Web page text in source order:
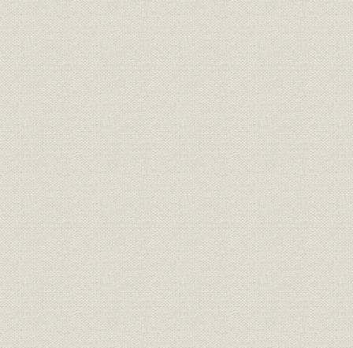
第2 会計
第3 資材
第3章 運輸
第1節 運輸の管理
第1 運輸管理制度
第2 運輸施設の拡充
第3 運輸成績の概要
第4 「鉄道営業法」の公布
第5 軍事輸送
第2節 旅客営業